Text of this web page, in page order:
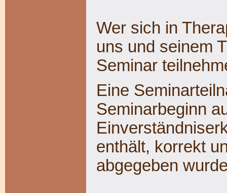
Wer sich in
uns und seinem
Seminar
Eine
Seminarbeginn
enthält, korrekt
abgegeben